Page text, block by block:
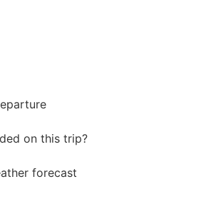
on this trip?
forecast